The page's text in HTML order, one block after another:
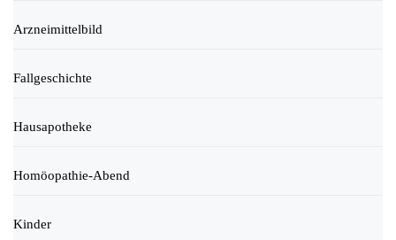
Arzneimittelbild
Fallgeschichte
Hausapotheke
Homöopathie-Abend
Kinder